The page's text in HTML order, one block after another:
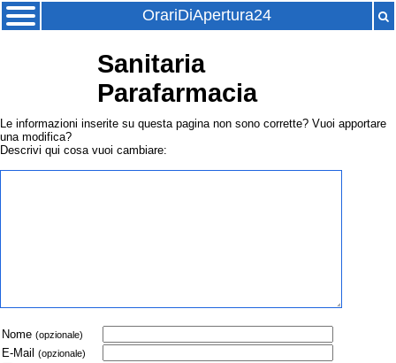
OrariDiApertura24
Sanitaria
Parafarmacia
Le informazioni inserite su questa pagina non sono corrette? Vuoi apportare
una modifica?
Descrivi qui cosa vuoi cambiare:
Nome (opzionale)
E-Mail (opzionale)